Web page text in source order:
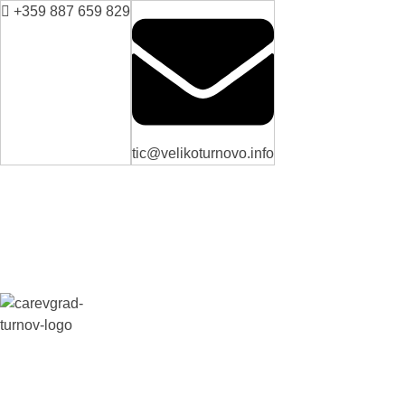
+359 887 659 829
tic@velikoturnovo.info